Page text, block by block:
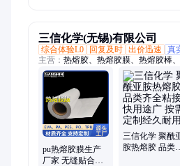
三信化学(无锡)有限公司
综合体验L0
回复及时 出价迅速 真
主营： 热熔胶、热熔胶膜、热熔胶棒
tpu 热熔胶膜、复合热熔胶、高温热
pu热熔胶膜生产
厂家 无缝贴合鞋
三信化学 聚酰
胺热熔胶 品类齐